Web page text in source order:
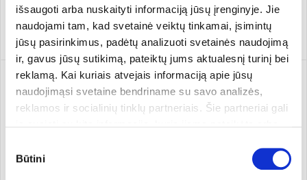
išsaugoti arba nuskaityti informaciją jūsų įrenginyje. Jie
naudojami tam, kad svetainė veiktų tinkamai, įsimintų
jūsų pasirinkimus, padėtų analizuoti svetainės naudojimą
ir, gavus jūsų sutikimą, pateiktų jums aktualesnį turinį bei
reklamą. Kai kuriais atvejais informaciją apie jūsų
naudojimąsi svetaine bendriname su savo analizės,
reklamos ir socialinių tinklų partneriais. Šie partneriai gali
pasirinkti, su kuriomis slapukų kategorijomis sutinkate.
Savo sutikimą galite bet kada pakeisti arba atšaukti
pasirinkimas
Būtini
Pridėti Pridėti